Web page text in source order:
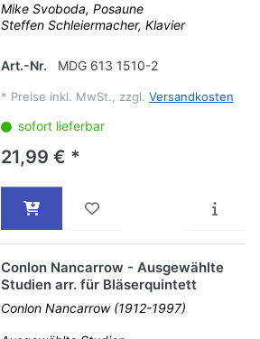
Mike Svoboda, Posaune
Steffen Schleiermacher, Klavier
Art.-Nr. MDG 613 1510-2
* Preise inkl. MwSt., zzgl. Versandkosten
sofort lieferbar
21,99 € *
Conlon Nancarrow - Ausgewählte
Studien arr. für Bläserquintett
Conlon Nancarrow (1912-1997)